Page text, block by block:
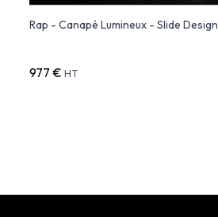
Rap - Canapé Lumineux - Slide Design
977 € HT